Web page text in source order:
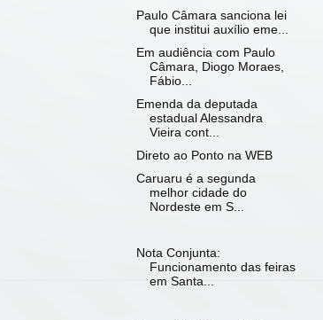
Paulo Câmara sanciona lei
que institui auxílio eme...
Em audiência com Paulo
Câmara, Diogo Moraes,
Fábio...
Emenda da deputada
estadual Alessandra
Vieira cont...
Direto ao Ponto na WEB
Caruaru é a segunda
melhor cidade do
Nordeste em S...
Nota Conjunta:
Funcionamento das feiras
em Santa...